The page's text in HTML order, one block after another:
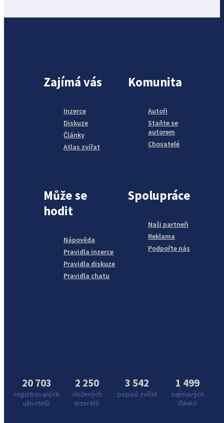
Zajímá vás
Inzerce
Diskuze
Články
Atlas zvířat
Komunita
Autoři
Staňte se
autorem
Chovatelé
Může se
hodit
Nápověda
Pravidla inzerce
Pravidla diskuze
Pravidla chatu
Spolupráce
Naši partneři
Reklama
Podpořte nás
20 703
registrovaných
uživatelů
2 250
vložených
inzerátů
3 542
popisů zvířat
1 499
zajímavých
článků